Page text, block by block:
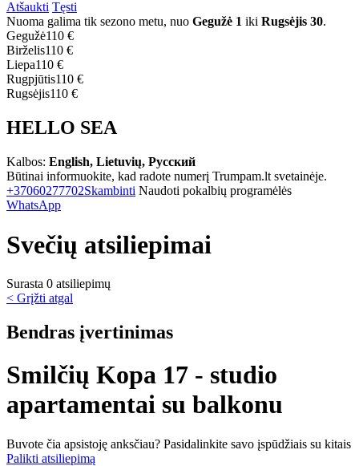
Atšaukti Tęsti
Nuoma galima tik sezono metu, nuo Gegužė 1 iki Rugsėjis 30.
Gegužė110 €
Birželis110 €
Liepa110 €
Rugpjūtis110 €
Rugsėjis110 €
HELLO SEA
Kalbos: English, Lietuvių, Русский
Būtinai informuokite, kad radote numerį Trumpam.lt svetainėje.
+37060277702Skambinti Naudoti pokalbių programėlės
WhatsApp
Svečių atsiliepimai
Surasta 0 atsiliepimų
< Grįžti atgal
Bendras įvertinimas
Smilčių Kopa 17 - studio
apartamentai su balkonu
Buvote čia apsistoję anksčiau? Pasidalinkite savo įspūdžiais su kitais
Palikti atsiliepimą